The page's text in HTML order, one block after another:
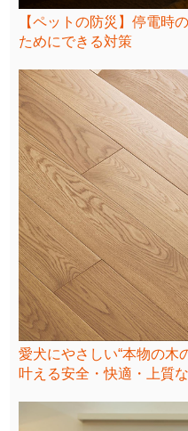
【ペットの防災】停電時
ためにできる対策
愛犬にやさしい“本物の木
叶える安全・快適・上質